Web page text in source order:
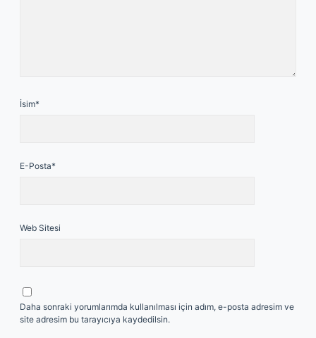
İsim*
E-Posta*
Web Sitesi
Daha sonraki yorumlarımda kullanılması için adım, e-posta adresim ve
site adresim bu tarayıcıya kaydedilsin.